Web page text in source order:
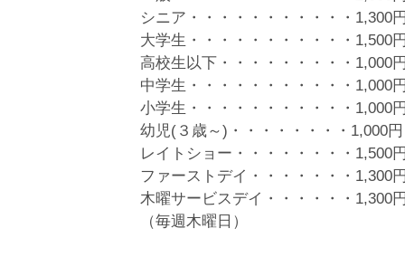
シニア・・・・・・・・・・・
大学生・・・・・・・・・・・
高校生以下・・・・・・・・・
中学生・・・・・・・・・・・
小学生・・・・・・・・・・・
幼児(３歳～)・・・・・・・・
レイトショー・・・・・・・・
ファーストデイ・・・・・・・
木曜サービスデイ・・・・・・
（毎週木曜日）